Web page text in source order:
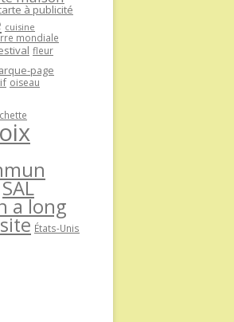
à publicité
cuisine
mondiale
fleur
page
oiseau
SAL
a long
États-Unis